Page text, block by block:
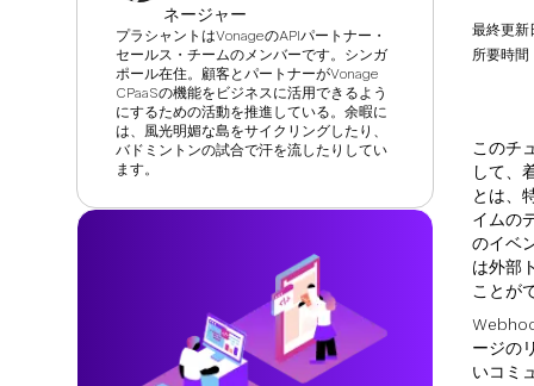
ネージャー
プラシャントはVonageのAPIパートナー・
セールス・チームのメンバーです。シンガ
ポール在住。顧客とパートナーがVonage
CPaaSの機能をビジネスに活用できるよう
にするための活動を推進している。余暇に
は、風光明媚な島をサイクリングしたり、
バドミントンの試合で汗を流したりしてい
ます。
最終更
所要時間
このチ
して、
とは、
イムの
のイベ
は外部
ことが
ージの
いコミ